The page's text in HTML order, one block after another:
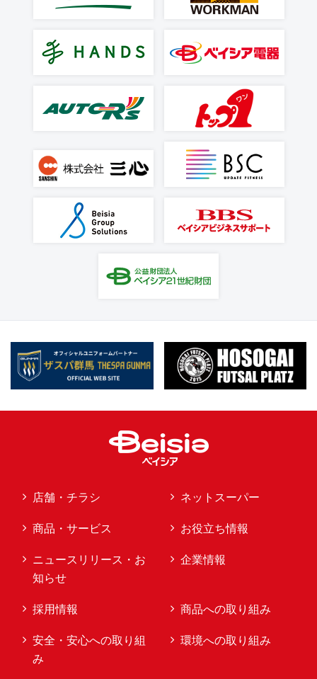
店舗・チラシ ネットスーパー
商品・サービス お役立ち情報
ニュースリリース・お
知らせ
企業情報
採用情報 商品への取り組み
安全・安心への取り組
み
環境への取り組み